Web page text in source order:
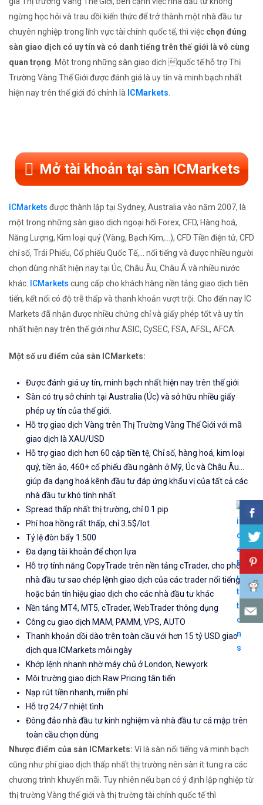
ngừng học hỏi và trau dồi kiến thức để trở thành một nhà đầu tư
chuyên nghiệp trong lĩnh vực tài chính quốc tế, thì việc chọn đúng
sàn giao dịch có uy tín và có danh tiếng trên thế giới là vô cùng
quan trọng. Một trong những sàn giao dịch quốc tế hỗ trợ Thị
Trường Vàng Thế Giới được đánh giá là uy tín và minh bạch nhất
hiện nay trên thế giới đó chính là ICMarkets.
Mở tài khoản tại sàn ICMarkets
ICMarkets được thành lập tại Sydney, Australia vào năm 2007, là
một trong những sàn giao dịch ngoại hối Forex, CFD, Hàng hoá,
Năng Lượng, Kim loại quý (Vàng, Bạch Kim,...), CFD Tiền điện tử, CFD
chỉ số, Trái Phiếu, Cổ phiếu Quốc Tế,... nổi tiếng và được nhiều người
chọn dùng nhất hiện nay tại Úc, Châu Âu, Châu Á và nhiều nước
khác. ICMarkets cung cấp cho khách hàng nền tảng giao dịch tiên
tiến, kết nối có độ trễ thấp và thanh khoản vượt trội. Cho đến nay IC
Markets đã nhận được nhiều chứng chỉ và giấy phép tốt và uy tín
nhất hiện nay trên thế giới như ASIC, CySEC, FSA, AFSL, AFCA.
Một số ưu điểm của sàn ICMarkets:
Được đánh giá uy tín, minh bạch nhất hiện nay trên thế giới
Sàn có trụ sở chính tại Australia (Úc) và sở hữu nhiều giấy
phép uy tín của thế giới.
Hỗ trợ giao dịch Vàng trên Thị Trường Vàng Thế Giới với mã
giao dịch là XAU/USD
Hỗ trợ giao dịch hơn 60 cặp tiền tệ, Chỉ số, hàng hoá, kim loại
quý, tiền ảo, 460+ cổ phiếu đầu ngành ở Mỹ, Úc và Châu Âu...
giúp đa dạng hoá kênh đầu tư đáp ứng khẩu vị của tất cả các
nhà đầu tư khó tính nhất
Spread thấp nhất thị trường, chỉ 0.1 pip
Phí hoa hồng rất thấp, chỉ 3.5$/lot
Tỷ lệ đòn bẩy 1:500
Đa dạng tài khoản để chọn lựa
Hỗ trợ tính năng CopyTrade trên nền tảng cTrader, cho phép
nhà đầu tư sao chép lệnh giao dịch của các trader nổi tiếng
hoặc bán tín hiệu giao dịch cho các nhà đầu tư khác
Nền tảng MT4, MT5, cTrader, WebTrader thông dụng
Công cụ giao dịch MAM, PAMM, VPS, AUTO
Thanh khoản dồi dào trên toàn cầu với hơn 15 tỷ USD giao
dịch qua ICMarkets mỗi ngày
Khớp lệnh nhanh nhờ máy chủ ở London, Newyork
Môi trường giao dịch Raw Pricing tân tiến
Nạp rút tiền nhanh, miễn phí
Hỗ trợ 24/7 nhiệt tình
Đông đảo nhà đầu tư kinh nghiệm và nhà đầu tư cá mập trên
toàn cầu chọn dùng
Nhược điểm của sàn ICMarkets: Vì là sàn nổi tiếng và minh bạch
cũng như phí giao dịch thấp nhất thị trường nên sàn ít tung ra các
chương trình khuyến mãi. Tuy nhiên nếu bạn có ý định lập nghiệp từ
thị trường Vàng thế giới và thị trường tài chính quốc tế thì